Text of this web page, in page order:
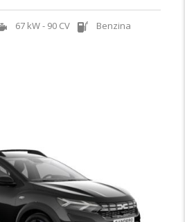
67 kW - 90 CV Benzina